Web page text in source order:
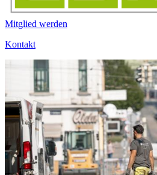
Mitglied werden
Kontakt